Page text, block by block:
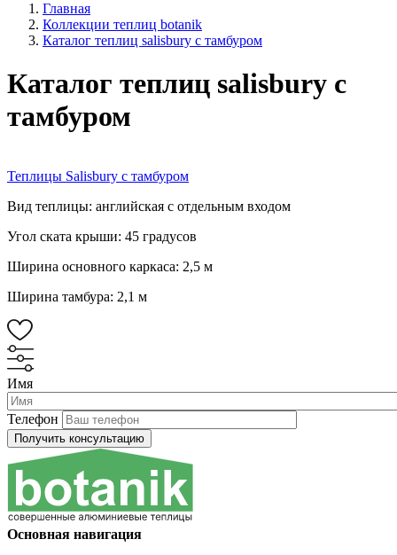
Главная
Коллекции теплиц botanik
Каталог теплиц salisbury с тамбуром
Каталог теплиц salisbury с
тамбуром
Теплицы Salisbury с тамбуром
Вид теплицы: английская с отдельным входом
Угол ската крыши: 45 градусов
Ширина основного каркаса: 2,5 м
Ширина тамбура: 2,1 м
Имя
Телефон
Основная навигация